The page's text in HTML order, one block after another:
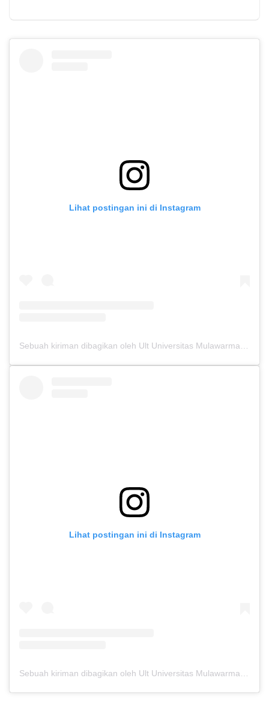
Lihat postingan ini di Instagram
Lihat postingan ini di Instagram